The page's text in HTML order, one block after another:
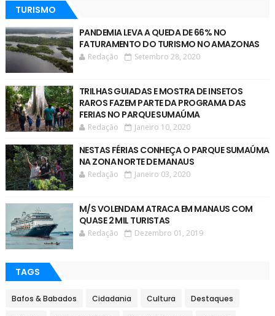
TURISMO
PANDEMIA LEVA A QUEDA DE 66% NO
FATURAMENTO DO TURISMO NO AMAZONAS
Redação Setembro 28, 2020
TRILHAS GUIADAS E MOSTRA DE INSETOS
RAROS FAZEM PARTE DA PROGRAMA DAS
FERIAS NO PARQUE SUMAÚMA
Redação Janeiro 10, 2020
NESTAS FÉRIAS CONHEÇA O PARQUE SUMAÚMA
NA ZONA NORTE DE MANAUS
Redação Janeiro 03, 2020
M/S VOLENDAM ATRACA EM MANAUS COM
QUASE 2 MIL TURISTAS
Redação Dezembro 01, 2019
TAGS
Bafos & Babados Cidadania Cultura Destaques